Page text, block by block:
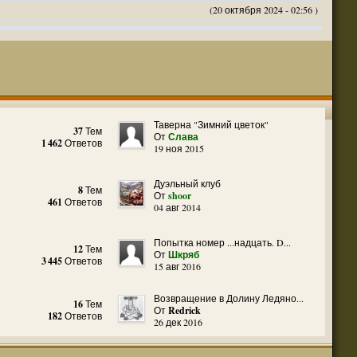
(20 октября 2024 - 02:56 )
(20 октября 2024 - 02:54 )
(17 октября 2024 - 10:29 )
(08 апреля 2024 - 01:48 )
(01 января 2024 - 12:12 )
(10 сентября 2023 - 08:20 )
редакции ДнД.
нужна инфа. Спасибо
(23 августа 2023 - 09:13 )
нормально читается
37Тем
1 462Ответов
Таверна "Зимний цветок"
ОтСлава
19 ноя 2015
8Тем
461 Ответов
Дуэльный клуб
Отshoor
04 авг 2014
12Тем
3 445Ответов
Попытка номер ...надцать. D...
ОтШкряб
15 авг 2016
16Тем
182Ответов
Возвращение в Долину Ледяно...
ОтRedrick
26 дек 2016